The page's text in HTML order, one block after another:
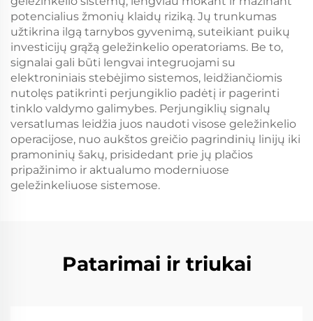
potencialius žmonių klaidų riziką. Jų trunkumas
užtikrina ilgą tarnybos gyvenimą, suteikiant puikų
investicijų grąžą geležinkelio operatoriams. Be to,
signalai gali būti lengvai integruojami su
elektroniniais stebėjimo sistemos, leidžiančiomis
nutolęs patikrinti perjungiklio padėtį ir pagerinti
tinklo valdymo galimybes. Perjungiklių signalų
versatlumas leidžia juos naudoti visose geležinkelio
operacijose, nuo aukštos greičio pagrindinių linijų iki
pramoninių šakų, prisidedant prie jų plačios
pripažinimo ir aktualumo moderniuose
geležinkeliuose sistemose.
Patarimai ir triukai